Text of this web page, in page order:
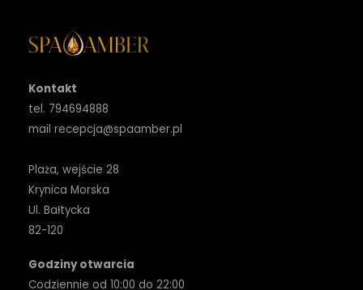
Kontakt
tel. 794694888
mail recepcja@spaamber.pl
Plaża, wejście 28
Krynica Morska
Ul. Bałtycka
82-120
Godziny otwarcia
Codziennie od 10:00 do 22:00